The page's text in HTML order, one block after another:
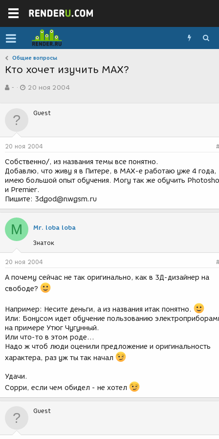
Общие вопросы
Кто хочет изучить MAX?
в
р
м
-
а
д
н
и
я
20 ноя 2004
Guest
20 ноя 2004
Собственно/, из названия темы все понятно.
Добавлю, что живу я в Питере, в MAX-е работаю уже 4 года,
имею большой опыт обучения. Могу так же обучить
и Premier.
Пишите: 3dgod@nwgsm.ru
M Mr. loba loba
Знаток
20 ноя 2004
А почему сейчас не так оригинально, как в 3Д-дизайнер на
свободе?
Например: Несите деньги, а из названия итак понятно.
Или: Бонусом идет обучение пользованию
на примере Утюг Чугунный.
Или что-то в этом роде...
Надо ж чтоб люди оценили предложение и оригинальность
характера, раз уж ты так начал
Удачи.
Сорри, если чем обидел - не хотел
Guest